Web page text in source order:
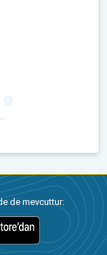
de mevcuttur: